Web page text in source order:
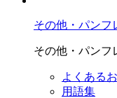
その他・パンフ
その他・パンフ
よくある
用語集